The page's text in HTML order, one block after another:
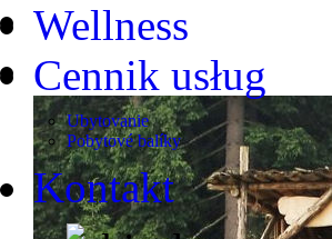
Wellness
Cennik usług
Ubytovanie
Pobytové balíky
Kontakt